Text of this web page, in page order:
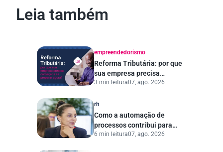
Leia também
empreendedorismo
Reforma Tributária: por que
sua empresa precisa
começar a se preparar
3 min leitura07, ago. 2026
rh
Como a automação de
processos contribui para
uma gestão pública mais
6 min leitura07, ago. 2026